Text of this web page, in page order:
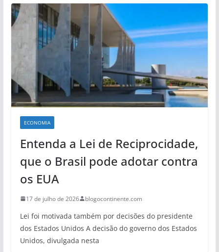
ECONOMIA
Entenda a Lei de Reciprocidade,
que o Brasil pode adotar contra
os EUA
17 de julho de 2026 blogocontinente.com
Lei foi motivada também por decisões do presidente
dos Estados Unidos A decisão do governo dos Estados
Unidos, divulgada nesta